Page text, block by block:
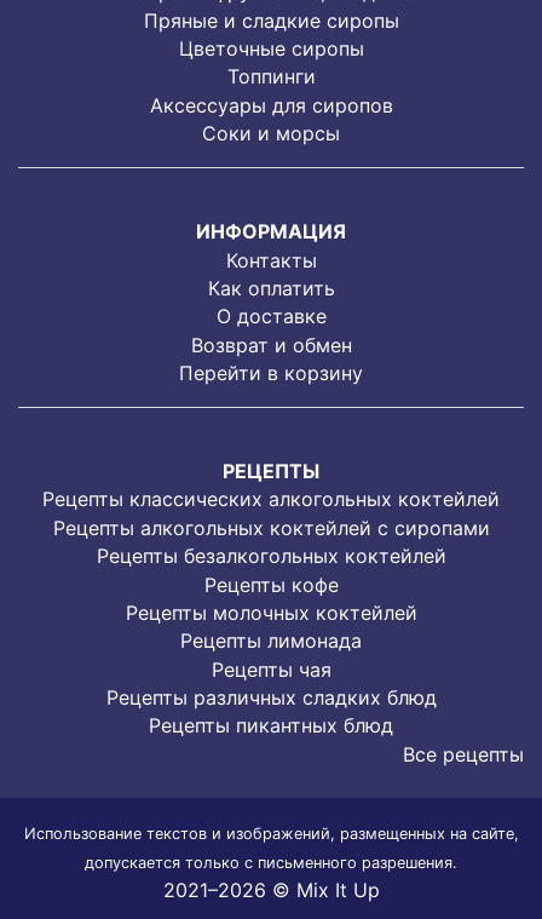
Пряные и сладкие сиропы
Цветочные сиропы
Топпинги
Аксессуары для сиропов
Соки и морсы
ИНФОРМАЦИЯ
Контакты
Как оплатить
О доставке
Возврат и обмен
Перейти в корзину
РЕЦЕПТЫ
Рецепты классических алкогольных коктейлей
Рецепты алкогольных коктейлей с сиропами
Рецепты безалкогольных коктейлей
Рецепты кофе
Рецепты молочных коктейлей
Рецепты лимонада
Рецепты чая
Рецепты различных сладких блюд
Рецепты пикантных блюд
Все рецепты
Использование текстов и изображений, размещенных на сайте,
допускается только с письменного разрешения.
2021–2026 © Mix It Up